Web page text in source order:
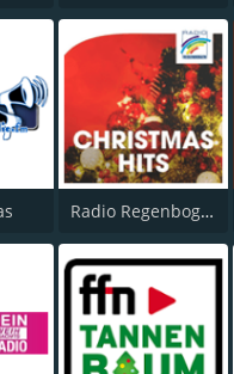
Radio Regenbogen - Christmas Hits